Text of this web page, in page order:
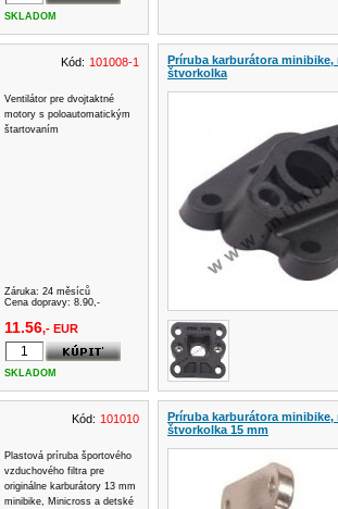
SKLADOM
Kód: 101008-1
Ventilátor pre dvojtaktné
motory s poloautomatickým
štartovaním
Záruka: 24 měsíců
Cena dopravy: 8.90,-
11.56,- EUR
SKLADOM
Príruba karburátora minibike,
štvorkolka
Kód: 101010
Plastová príruba športového
vzduchového filtra pre
originálne karburátory 13 mm
minibike, Minicross a detské
Príruba karburátora minibike,
štvorkolka 15 mm